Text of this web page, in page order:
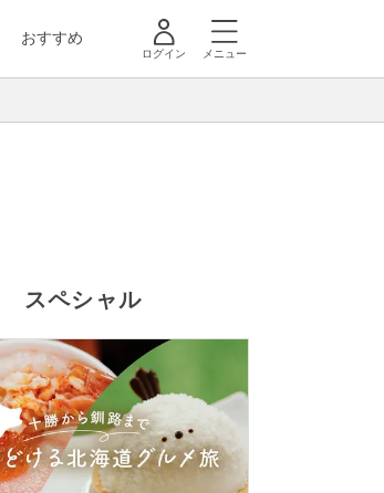
おすすめ
ログイン メニュー
スペシャル